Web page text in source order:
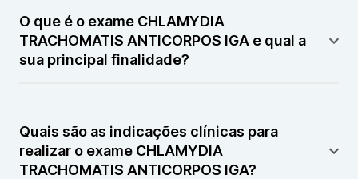
O que é o exame CHLAMYDIA
TRACHOMATIS ANTICORPOS IGA e qual a
sua principal finalidade?
tipo IgA contra a bactéria responsável por infecções
sexualmente transmissíveis. Ele auxilia na
identificação de infecção recente ou ativa.
Quais são as indicações clínicas para
realizar o exame CHLAMYDIA
TRACHOMATIS ANTICORPOS IGA?